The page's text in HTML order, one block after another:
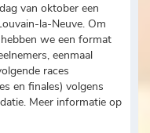
van oktober een
la-Neuve. Om
we een format
eenmaal
races
en finales) volgens
Meer informatie op